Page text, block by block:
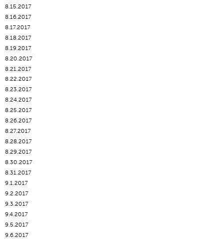
8.15.2017
8.16.2017
8.17.2017
8.18.2017
8.19.2017
8.20.2017
8.21.2017
8.22.2017
8.23.2017
8.24.2017
8.25.2017
8.26.2017
8.27.2017
8.28.2017
8.29.2017
8.30.2017
8.31.2017
9.1.2017
9.2.2017
9.3.2017
9.4.2017
9.5.2017
9.6.2017